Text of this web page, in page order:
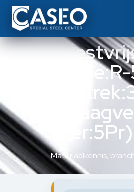
(Per:5Pr)
Materiaalkennis,